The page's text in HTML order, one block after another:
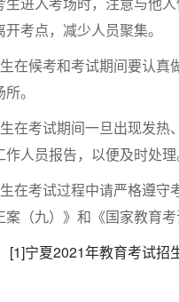
开考点，减少人员聚集。
在候考和考试期间要认真
。
在考试期间一旦出现发热
作人员报告，以便及时处
在考试过程中请严格遵守
案（九）》和《国家教育
[1]宁夏2021年教育考试